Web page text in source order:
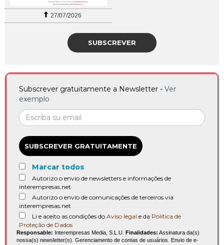
27/07/2026
SUBSCREVER
Subscrever gratuitamente a Newsletter - Ver
exemplo
SUBSCREVER GRATUITAMENTE
Marcar todos
Autorizo o envio de newsletters e informações de
interempresas.net
Autorizo o envio de comunicações de terceiros via
interempresas.net
Li e aceito as condições do Aviso legal e da Política de
Proteção de Dados
Responsable: Interempresas Media, S.L.U. Finalidades: Assinatura da(s)
nossa(s) newsletter(s). Gerenciamento de contas de usuários. Envio de e-